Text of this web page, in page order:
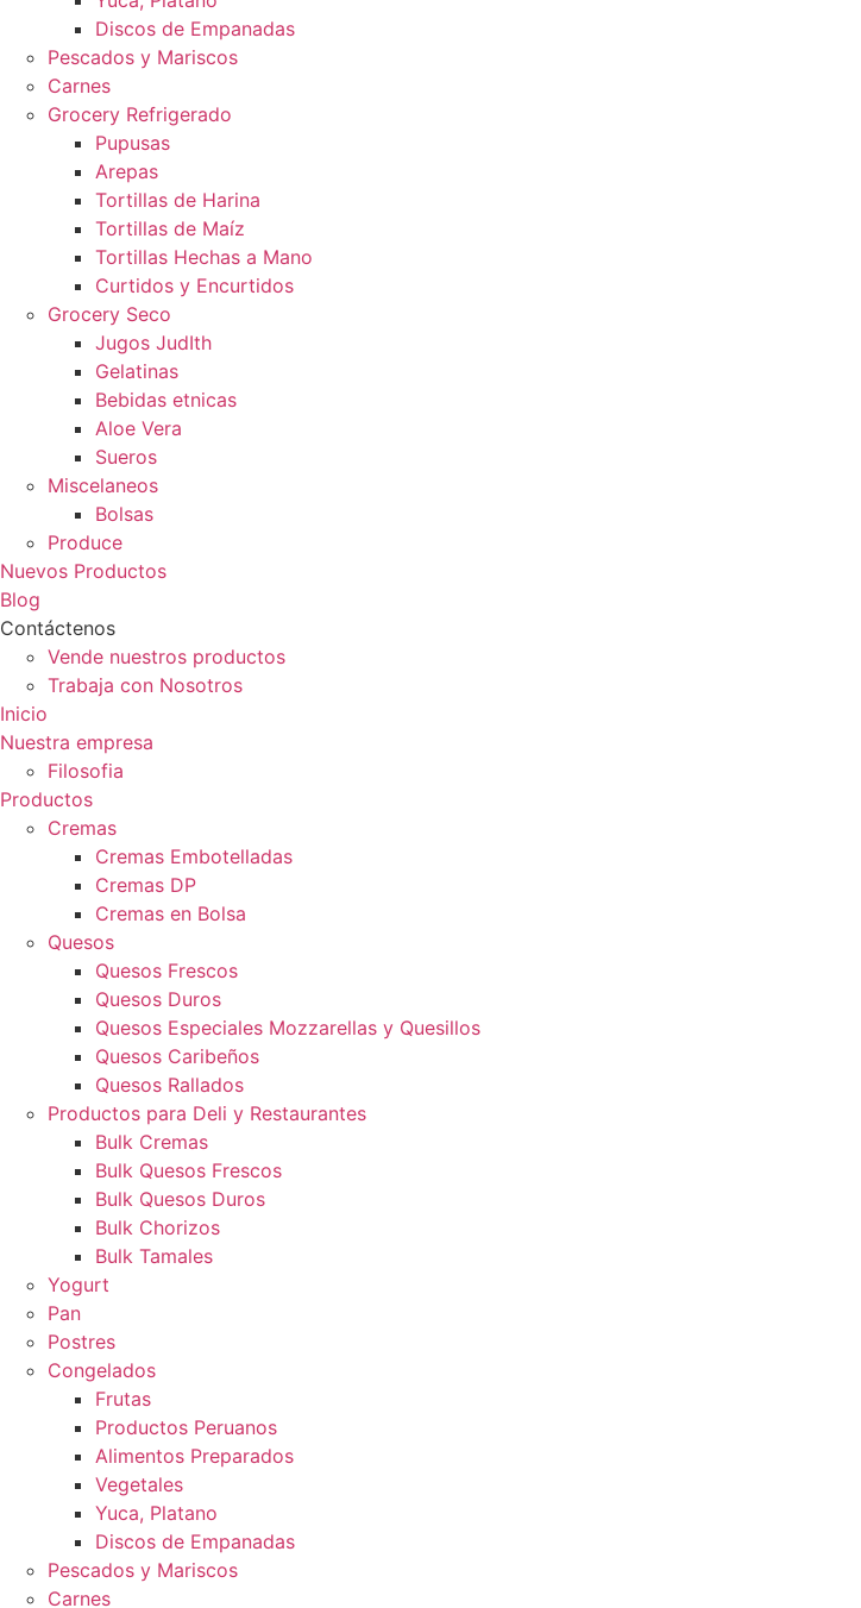
Discos de Empanadas
Pescados y Mariscos
Carnes
Grocery Refrigerado
Pupusas
Arepas
Tortillas de Harina
Tortillas de Maíz
Tortillas Hechas a Mano
Curtidos y Encurtidos
Grocery Seco
Jugos JudIth
Gelatinas
Bebidas etnicas
Aloe Vera
Sueros
Miscelaneos
Bolsas
Produce
Nuevos Productos
Blog
Contáctenos
Vende nuestros productos
Trabaja con Nosotros
Inicio
Nuestra empresa
Filosofia
Productos
Cremas
Cremas Embotelladas
Cremas DP
Cremas en Bolsa
Quesos
Quesos Frescos
Quesos Duros
Quesos Especiales Mozzarellas y Quesillos
Quesos Caribeños
Quesos Rallados
Productos para Deli y Restaurantes
Bulk Cremas
Bulk Quesos Frescos
Bulk Quesos Duros
Bulk Chorizos
Bulk Tamales
Yogurt
Pan
Postres
Congelados
Frutas
Productos Peruanos
Alimentos Preparados
Vegetales
Yuca, Platano
Discos de Empanadas
Pescados y Mariscos
Carnes